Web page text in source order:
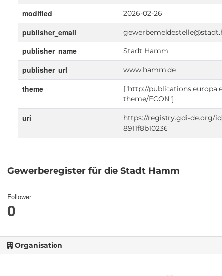
Gewerberegister für die Stadt Hamm
Follower
0
Organisation
modified 2026-02-26
publisher_email
publisher_name Stadt Hamm
publisher_url www.hamm.de
theme
["http://
theme/ECON"]
uri
https://registry.gdi-de.org/
8911f8b10236